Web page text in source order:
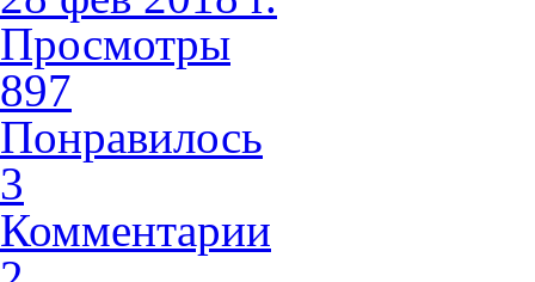
Просмотры
897
Понравилось
3
Комментарии